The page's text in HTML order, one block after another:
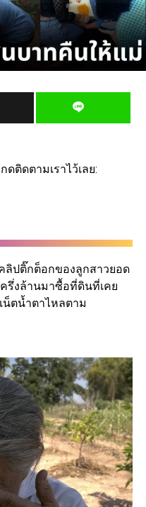
ติดตามเราไว้เลย:
ลิปติ๊กต็อกของลูกสาวยอด
รึ่งล้านมาซื้อที่ดินที่เคย
น็ตน้ำตาไหลตาม